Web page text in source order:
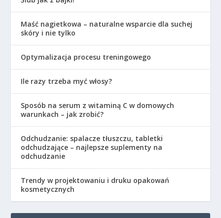
Maść nagietkowa – naturalne wsparcie dla suchej
skóry i nie tylko
Optymalizacja procesu treningowego
Ile razy trzeba myć włosy?
Sposób na serum z witaminą C w domowych
warunkach – jak zrobić?
Odchudzanie: spalacze tłuszczu, tabletki
odchudzające – najlepsze suplementy na
odchudzanie
Trendy w projektowaniu i druku opakowań
kosmetycznych